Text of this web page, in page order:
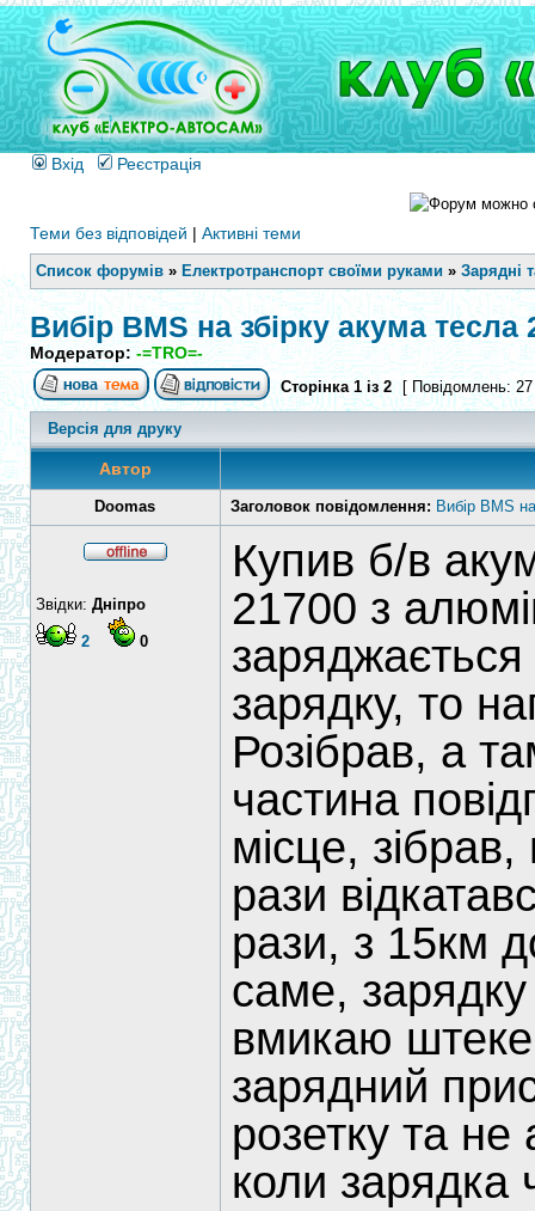
Вхід Реєстрація
Теми без відповідей | Активні теми
Список форумів » Електротранспорт своїми руками » Зарядні
Вибір BMS на збірку акума тесла
Модератор:-=TRO=-
Сторінка 1із2 [ Повідомлень:
Версія для друку
Автор
Doomas Заголовок повідомлення: Вибір BMS
Звідки: Дніпро
2 0
Купив б/в
21700 з
зарядку, то
Розібрав, а
частина
місце,
рази
рази, з 15км
саме,
вмикаю
зарядний
розетку та не
коли зарядка